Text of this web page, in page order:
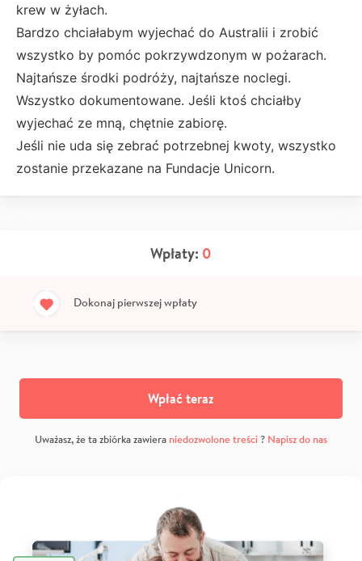
krew w żyłach.
Bardzo chciałabym wyjechać do Australii i zrobić
wszystko by pomóc pokrzywdzonym w pożarach.
Najtańsze środki podróży, najtańsze noclegi.
Wszystko dokumentowane. Jeśli ktoś chciałby
wyjechać ze mną, chętnie zabiorę.
Jeśli nie uda się zebrać potrzebnej kwoty, wszystko
zostanie przekazane na Fundacje Unicorn.
Wpłaty: 0
Dokonaj pierwszej wpłaty
Wpłać teraz
Uważasz, że ta zbiórka zawiera niedozwolone treści? Napisz do nas